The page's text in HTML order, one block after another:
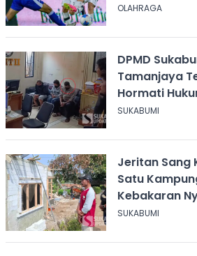
OLAHRAGA
DPMD
Tamanjaya
Hormati
Alih Pelayanan
SUKABUMI
Jeritan Sang
Satu
Kebakaran
SUKABUMI